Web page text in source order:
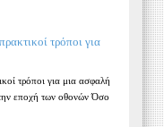
τρόποι για
τρόποι για μια ασφαλή
εποχή των οθονών Όσο